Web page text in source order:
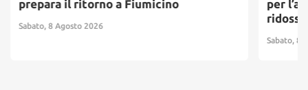
prepara il ritorno a Fiumicino
Sabato, 8 Agosto 2026
per
Sabato, 8